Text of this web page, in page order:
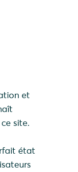
et
site.
état